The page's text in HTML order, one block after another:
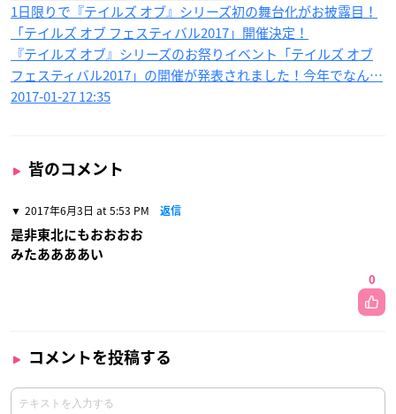
1日限りで『テイルズ オブ』シリーズ初の舞台化がお披露目！
「テイルズ オブ フェスティバル2017」開催決定！
『テイルズ オブ』シリーズのお祭りイベント「テイルズ オブ
フェスティバル2017」の開催が発表されました！今年でなん…
2017-01-27 12:35
皆のコメント
2017年6月3日 at 5:53 PM 返信
是非東北にもおおおお
みたああああい
0
コメントを投稿する